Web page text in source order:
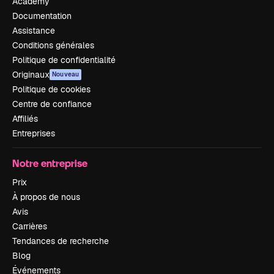
Documentation
Assistance
Conditions générales
Politique de confidentialité
Originaux Nouveau
Politique de cookies
Centre de confiance
Affiliés
Entreprises
Notre entreprise
Prix
À propos de nous
Avis
Carrières
Tendances de recherche
Blog
Événements